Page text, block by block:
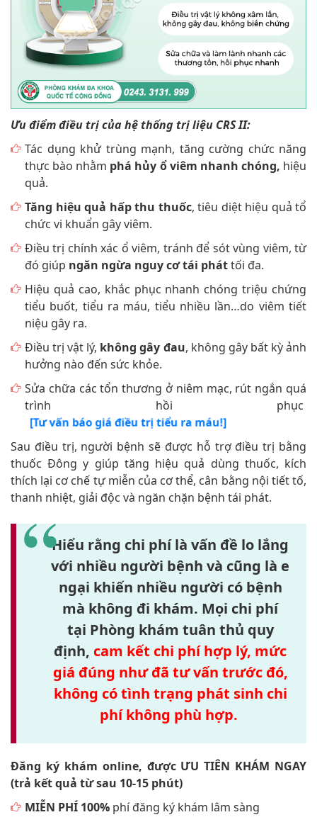
Ưu điểm điều trị của hệ thống trị liệu CRS II:
Tác dụng khử trùng mạnh, tăng cường chức năng
thực bào nhằm phá hủy ổ viêm nhanh chóng, hiệu
quả.
Tăng hiệu quả hấp thu thuốc, tiêu diệt hiệu quả tổ
chức vi khuẩn gây viêm.
Điều trị chính xác ổ viêm, tránh để sót vùng viêm, từ
đó giúp ngăn ngừa nguy cơ tái pháttối đa.
Hiệu quả cao, khắc phục nhanh chóng triệu chứng
tiểu buốt, tiểu ra máu, tiểu nhiều lần…do viêm tiết
niệu gây ra.
Điều trị vật lý, không gây đau, không gây bất kỳ ảnh
hưởng nào đến sức khỏe.
Sửa chữa các tổn thương ở niêm mạc, rút ngắn quá
trình hồi phục
[Tư vấn báo giá điều trị tiểu ra máu!]
Sau điều trị, người bệnh sẽ được hỗ trợ điều trị bằng
thuốc Đông y giúp tăng hiệu quả dùng thuốc, kích
thích lại cơ chế tự miễn của cơ thể, cân bằng nội tiết tố,
thanh nhiệt, giải độc và ngăn chặn bệnh tái phát.
Hiểu rằng chi phí là vấn đề lo lắng
với nhiều người bệnh và cũng là e
ngại khiến nhiều người có bệnh
mà không đi khám. Mọi chi phí
tại Phòng khám tuân thủ quy
định, cam kết chi phí hợp lý, mức
giá đúng như đã tư vấn trước đó,
không có tình trạng phát sinh chi
phí không phù hợp.
Đăng ký khám online, được ƯU TIÊN KHÁM NGAY
(trả kết quả từ sau 10-15 phút)
MIỄN PHÍ 100% phí đăng ký khám lâm sàng